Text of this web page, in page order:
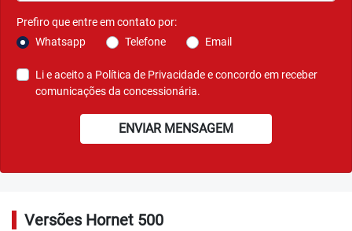
Prefiro que entre em contato por:
Whatsapp
Telefone Email
Li e aceito a Política de Privacidadee concordo em receber
comunicações da concessionária.
ENVIAR MENSAGEM
Versões Hornet 500